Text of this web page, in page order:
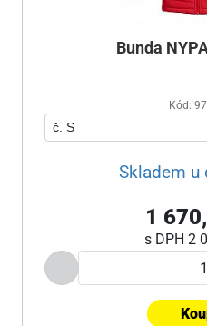
Bunda
Kód:
Skladem u
1
s DPH 2